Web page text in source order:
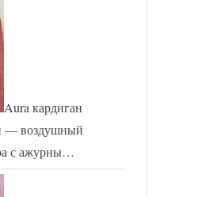
Aura кардиган
— воздушный
с ажурны…